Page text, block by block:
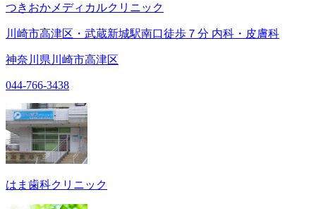
つきおかメディカルクリニック
川崎市高津区・武蔵新城駅南口徒歩７分 内科・皮膚科
神奈川県川崎市高津区
044-766-3438
はま歯科クリニック